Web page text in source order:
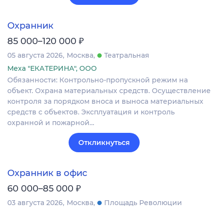
Охранник
85 000–120 000 ₽
05 августа 2026 Москва
Театральная
Меха "ЕКАТЕРИНА", ООО
Обязанности: Контрольно-пропускной режим на
объект. Охрана материальных средств. Осуществление
контроля за порядком вноса и выноса материальных
средств с объектов. Эксплуатация и контроль
охранной и пожарной…
Откликнуться
Охранник в офис
60 000–85 000 ₽
03 августа 2026 Москва
Площадь Революции